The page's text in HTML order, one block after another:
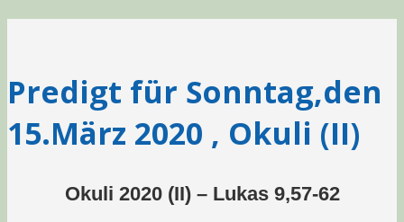
Predigt für Sonntag,den
15.März 2020 , Okuli (II)
Okuli 2020 (II) – Lukas 9,57-62